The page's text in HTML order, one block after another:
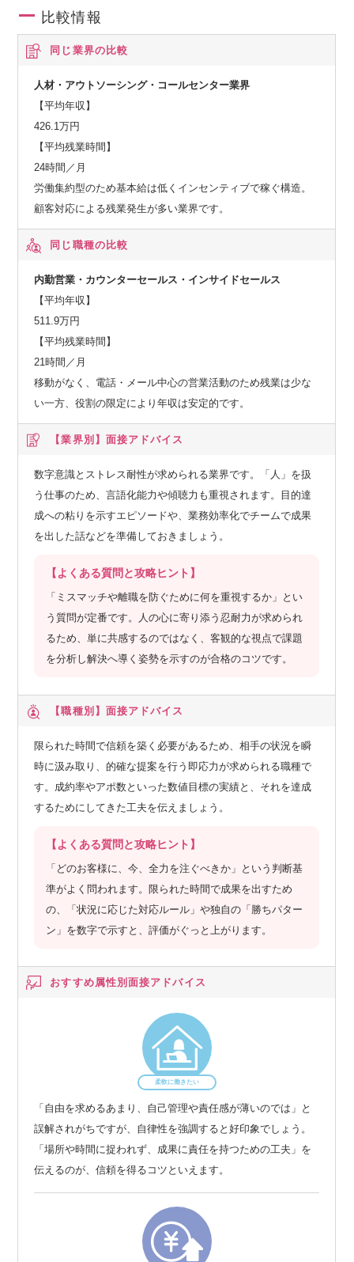
比較情報
同じ業界の比較
人材・アウトソーシング・コールセンター業界
【平均年収】
426.1万円
【平均残業時間】
24時間／月
労働集約型のため基本給は低くインセンティブで稼ぐ構造。
顧客対応による残業発生が多い業界です。
同じ職種の比較
内勤営業・カウンターセールス・インサイドセールス
【平均年収】
511.9万円
【平均残業時間】
21時間／月
移動がなく、電話・メール中心の営業活動のため残業は少な
い一方、役割の限定により年収は安定的です。
【業界別】 面接アドバイス
数字意識とストレス耐性が求められる業界です。「人」を扱
う仕事のため、言語化能力や傾聴力も重視されます。目的達
成への粘りを示すエピソードや、業務効率化でチームで成果
を出した話などを準備しておきましょう。
【よくある質問と攻略ヒント】
「ミスマッチや離職を防ぐために何を重視するか」とい
う質問が定番です。人の心に寄り添う忍耐力が求められ
るため、単に共感するのではなく、客観的な視点で課題
を分析し解決へ導く姿勢を示すのが合格のコツです。
【職種別】 面接アドバイス
限られた時間で信頼を築く必要があるため、相手の状況を瞬
時に汲み取り、的確な提案を行う即応力が求められる職種で
す。成約率やアポ数といった数値目標の実績と、それを達成
するためにしてきた工夫を伝えましょう。
【よくある質問と攻略ヒント】
「どのお客様に、今、全力を注ぐべきか」という判断基
準がよく問われます。限られた時間で成果を出すため
の、「状況に応じた対応ルール」や独自の「勝ちパター
ン」を数字で示すと、評価がぐっと上がります。
おすすめ属性別面接アドバイス
柔軟に働きたい
「自由を求めるあまり、自己管理や責任感が薄いのでは」と
誤解されがちですが、自律性を強調すると好印象でしょう。
「場所や時間に捉われず、成果に責任を持つための工夫」を
伝えるのが、信頼を得るコツといえます。